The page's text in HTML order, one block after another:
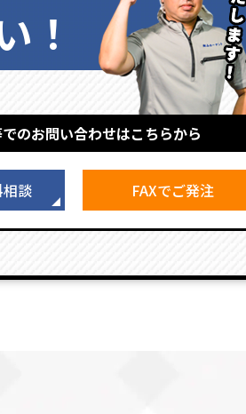
！
のお問い合わせはこちらから
談 FAXでご発注